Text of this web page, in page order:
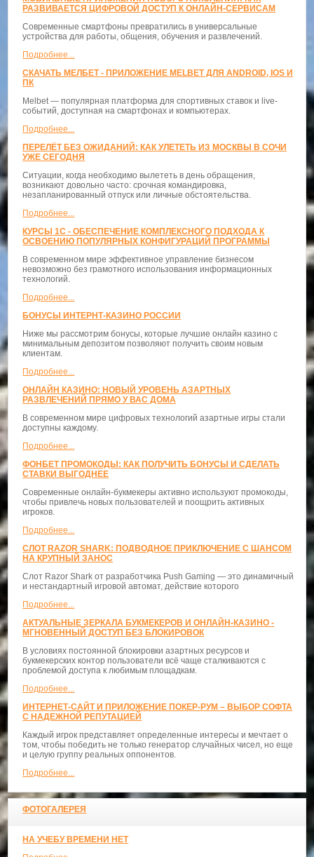
РАЗВИВАЕТСЯ ЦИФРОВОЙ ДОСТУП К ОНЛАЙН-СЕРВИСАМ
Современные смартфоны превратились в универсальные
устройства для работы, общения, обучения и развлечений.
Подробнее...
СКАЧАТЬ МЕЛБЕТ - ПРИЛОЖЕНИЕ MELBET ДЛЯ ANDROID, IOS И
ПК
Melbet — популярная платформа для спортивных ставок и live-
событий, доступная на смартфонах и компьютерах.
Подробнее...
ПЕРЕЛЁТ БЕЗ ОЖИДАНИЙ: КАК УЛЕТЕТЬ ИЗ МОСКВЫ В СОЧИ
УЖЕ СЕГОДНЯ
Ситуации, когда необходимо вылететь в день обращения,
возникают довольно часто: срочная командировка,
незапланированный отпуск или личные обстоятельства.
Подробнее...
КУРСЫ 1С - ОБЕСПЕЧЕНИЕ КОМПЛЕКСНОГО ПОДХОДА К
ОСВОЕНИЮ ПОПУЛЯРНЫХ КОНФИГУРАЦИЙ ПРОГРАММЫ
В современном мире эффективное управление бизнесом
невозможно без грамотного использования информационных
технологий.
Подробнее...
БОНУСЫ ИНТЕРНТ-КАЗИНО РОССИИ
Ниже мы рассмотрим бонусы, которые лучшие онлайн казино с
минимальным депозитом позволяют получить своим новым
клиентам.
Подробнее...
ОНЛАЙН КАЗИНО: НОВЫЙ УРОВЕНЬ АЗАРТНЫХ
РАЗВЛЕЧЕНИЙ ПРЯМО У ВАС ДОМА
В современном мире цифровых технологий азартные игры стали
доступны каждому.
Подробнее...
ФОНБЕТ ПРОМОКОДЫ: КАК ПОЛУЧИТЬ БОНУСЫ И СДЕЛАТЬ
СТАВКИ ВЫГОДНЕЕ
Современные онлайн-букмекеры активно используют промокоды,
чтобы привлечь новых пользователей и поощрить активных
игроков.
Подробнее...
СЛОТ RAZOR SHARK: ПОДВОДНОЕ ПРИКЛЮЧЕНИЕ С ШАНСОМ
НА КРУПНЫЙ ЗАНОС
Слот Razor Shark от разработчика Push Gaming — это динамичный
и нестандартный игровой автомат, действие которого
Подробнее...
АКТУАЛЬНЫЕ ЗЕРКАЛА БУКМЕКЕРОВ И ОНЛАЙН-КАЗИНО -
МГНОВЕННЫЙ ДОСТУП БЕЗ БЛОКИРОВОК
В условиях постоянной блокировки азартных ресурсов и
букмекерских контор пользователи всё чаще сталкиваются с
проблемой доступа к любимым площадкам.
Подробнее...
ИНТЕРНЕТ-САЙТ И ПРИЛОЖЕНИЕ ПОКЕР-РУМ – ВЫБОР СОФТА
С НАДЕЖНОЙ РЕПУТАЦИЕЙ
Каждый игрок представляет определенные интересы и мечтает о
том, чтобы победить не только генератор случайных чисел, но еще
и целую группу реальных оппонентов.
Подробнее...
ФОТОГАЛЕРЕЯ
НА УЧЕБУ ВРЕМЕНИ НЕТ